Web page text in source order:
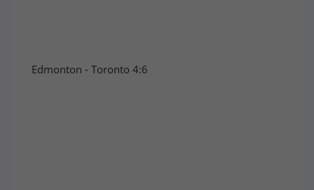
Edmonton - Toronto 4:6